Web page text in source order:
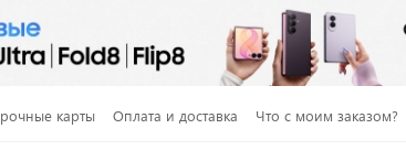
карты Оплата и доставка Что с моим заказом?